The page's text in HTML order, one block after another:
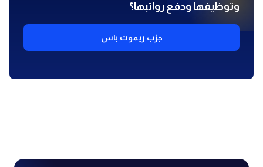
وتوظيفها ودفع رواتبها؟
جرّب ريموت باس